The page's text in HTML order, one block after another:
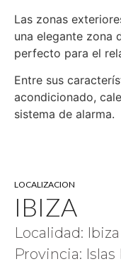
Las zonas
una elegante zona
perfecto para el
Entre sus
acondicionado,
sistema de alarma.
LOCALIZACION
IBIZA
Localidad: Ibiza
Provincia: Islas